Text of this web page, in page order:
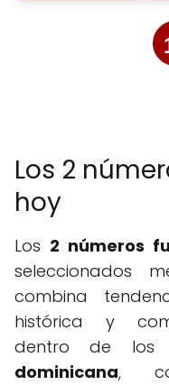
Los 2
hoy
Los 2 números
seleccionados
combina
histórica y
dentro de
dominicana,